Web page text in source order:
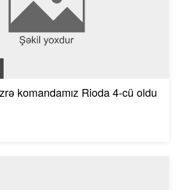
komandamız Rioda 4-cü oldu